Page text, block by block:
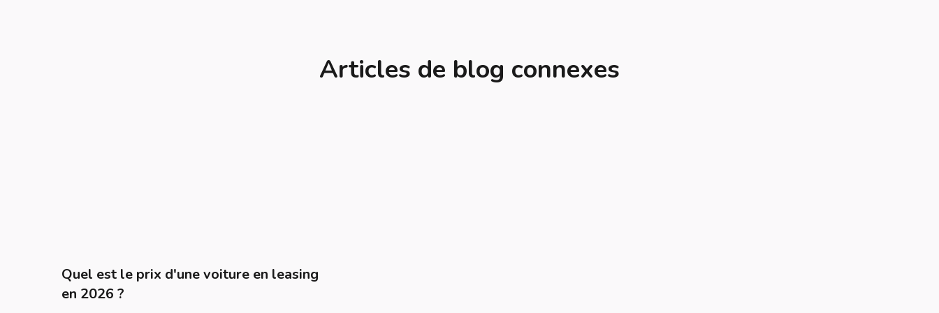
Articles de blog connexes
Quel est le prix d'une voiture en leasing
en 2026 ?